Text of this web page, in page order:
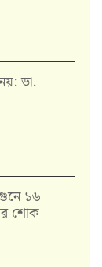
ডা.
১৬
শোক